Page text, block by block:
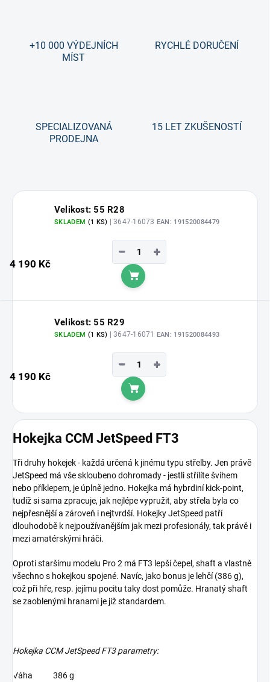
+10 000 VÝDEJNÍCH
MÍST
RYCHLÉ DORUČENÍ
SPECIALIZOVANÁ
PRODEJNA
15 LET ZKUŠENOSTÍ
Velikost: 55 R28
SKLADEM (1 KS) | 3647-16073 EAN: 191520084479
4 190 Kč
+
−
Do košíku
Velikost: 55 R29
SKLADEM (1 KS) | 3647-16071 EAN: 191520084493
4 190 Kč
+
−
Do košíku
Hokejka CCM JetSpeed FT3
Tři druhy hokejek - každá určená k jinému typu střelby. Jen právě
JetSpeed má vše skloubeno dohromady - jestli střílíte švihem
nebo příklepem, je úplně jedno. Hokejka má hybrdiní kick-point,
tudíž si sama zpracuje, jak nejlépe vypružit, aby střela byla co
nejpřesnější a zároveň i nejtvrdší. Hokejky JetSpeed patří
dlouhodobě k nejpoužívanějším jak mezi profesionály, tak právě i
mezi amatérskými hráči.
Oproti staršímu modelu Pro 2 má FT3 lepší čepel, shaft a vlastně
všechno s hokejkou spojené. Navíc, jako bonus je lehčí (386 g),
což při hře, resp. jejímu pocitu taky dost pomůže. Hranatý shaft
se zaoblenými hranami je již standardem.
Hokejka CCM JetSpeed FT3 parametry:
Váha
386 g